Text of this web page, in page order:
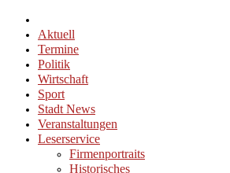
Aktuell
Termine
Politik
Wirtschaft
Sport
Stadt News
Veranstaltungen
Leserservice
Firmenportraits
Historisches